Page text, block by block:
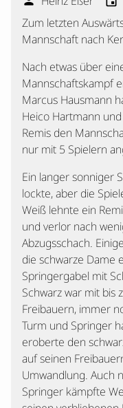
Ranglisten
Termine
Verschiedenes
Kontakt
Zum letzten
Mannschaft nach
Nach etwas über
Mannschaftskampf
Marcus Hausmann
Heico Hartmann
Remis den
nur mit 5 Spielern
Ein langer sonniger
lockte, aber die
Weiß lehnte ein
und verlor nach
Abzugsschach.
die schwarze Dame
Springergabel mit
Schwarz war mit bis
Freibauern, immer
Turm und Springer
eroberte den
auf seinen
Umwandlung. Auch
Springer kämpfte